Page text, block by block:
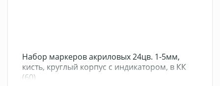
Набор маркеров акриловых 24цв. 1-5мм,
кисть, круглый корпус с индикатором, в КК
(60)